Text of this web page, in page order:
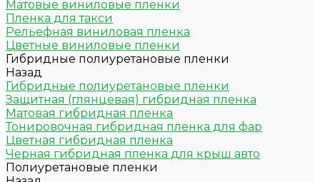
Матовые виниловые пленки
Пленка для такси
Рельефная виниловая пленка
Цветные виниловые пленки
Гибридные полиуретановые пленки
Назад
Гибридные полиуретановые пленки
Защитная (глянцевая) гибридная пленка
Матовая гибридная пленка
Тонировочная гибридная пленка для фар
Цветная гибридная пленка
Черная гибридная пленка для крыш авто
Полиуретановые пленки